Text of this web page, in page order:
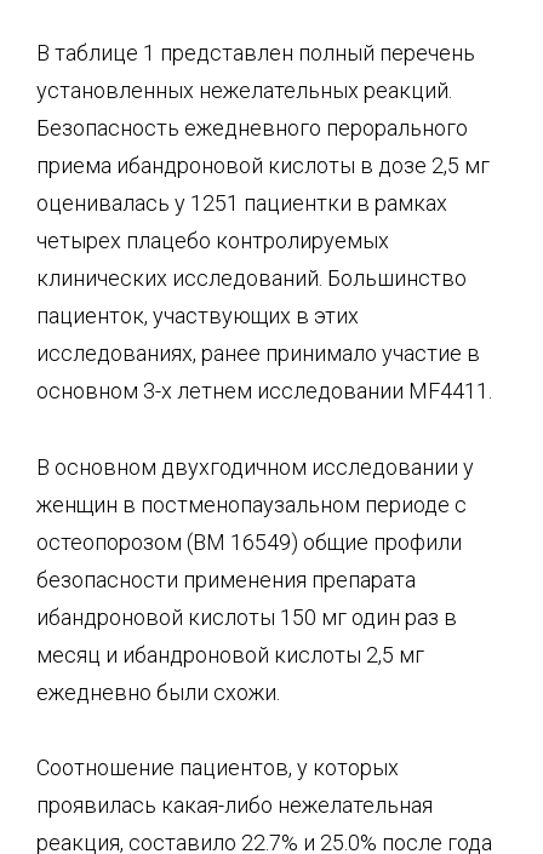
В таблице 1 представлен полный перечень
установленных нежелательных реакций.
Безопасность ежедневного перорального
приема ибандроновой кислоты в дозе 2,5 мг
оценивалась у 1251 пациентки в рамках
четырех плацебо контролируемых
клинических исследований. Большинство
пациенток, участвующих в этих
исследованиях, ранее принимало участие в
основном 3-х летнем исследовании MF4411.
В основном двухгодичном исследовании у
женщин в постменопаузальном периоде с
остеопорозом (ВМ 16549) общие профили
безопасности применения препарата
ибандроновой кислоты 150 мг один раз в
месяц и ибандроновой кислоты 2,5 мг
ежедневно были схожи.
Соотношение пациентов, у которых
проявилась какая-либо нежелательная
реакция, составило 22.7% и 25.0% после года